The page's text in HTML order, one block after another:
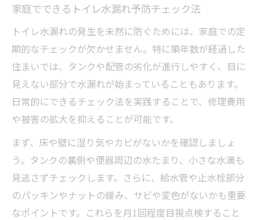
トイレ水漏れを早期発見する見分け方のコ
ツ
トイレ水漏れの兆候を見逃さないチェック
方法
水漏れ発見で安心を守る家庭の定期点検術
トイレ水漏れを早期に気付くための注意点
選び方で差が出る業者の見極めポイント
信頼できるトイレ水漏れ業者選びの基準
トイレ水漏れ対応業者の口コミ活用術と注
意点
家庭でできるトイレ水漏れ予防チェック法
トイレ水漏れの発生を未然に防ぐためには、家庭での定
期的なチェックが欠かせません。特に築年数が経過した
住まいでは、タンクや配管の劣化が進行しやすく、目に
見えない部分で水漏れが始まっていることもあります。
日常的にできるチェック法を実践することで、修理費用
や被害の拡大を抑えることが可能です。
まず、床や壁に湿り気やカビがないかを確認しましょ
う。タンクの裏側や便器周辺の水たまり、小さな水滴も
見逃さずチェックします。さらに、給水管や止水栓部分
のパッキンやナットの緩み、サビや変色がないかも重要
なポイントです。これらを月1回程度目視点検すること